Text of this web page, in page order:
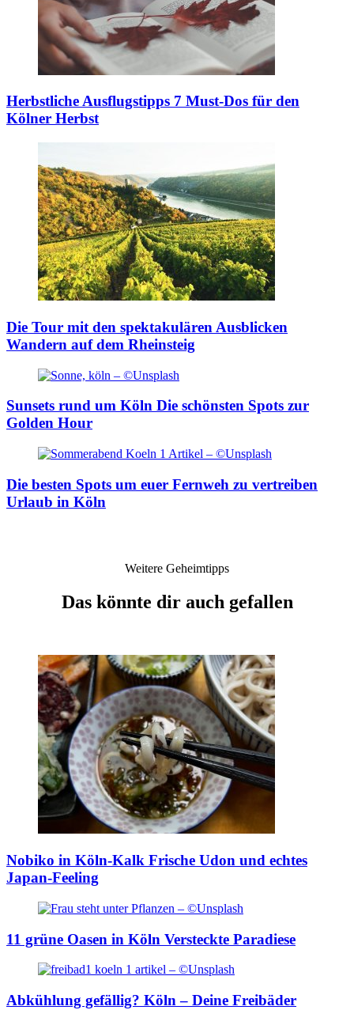
Herbstliche Ausflugstipps 7 Must-Dos für den
Kölner Herbst
Die Tour mit den spektakulären Ausblicken
Wandern auf dem Rheinsteig
Sunsets rund um Köln Die schönsten Spots zur
Golden Hour
Die besten Spots um euer Fernweh zu vertreiben
Urlaub in Köln
Weitere Geheimtipps
Das könnte dir auch gefallen
Nobiko in Köln-Kalk Frische Udon und echtes
Japan-Feeling
11 grüne Oasen in Köln Versteckte Paradiese
Abkühlung gefällig? Köln – Deine Freibäder